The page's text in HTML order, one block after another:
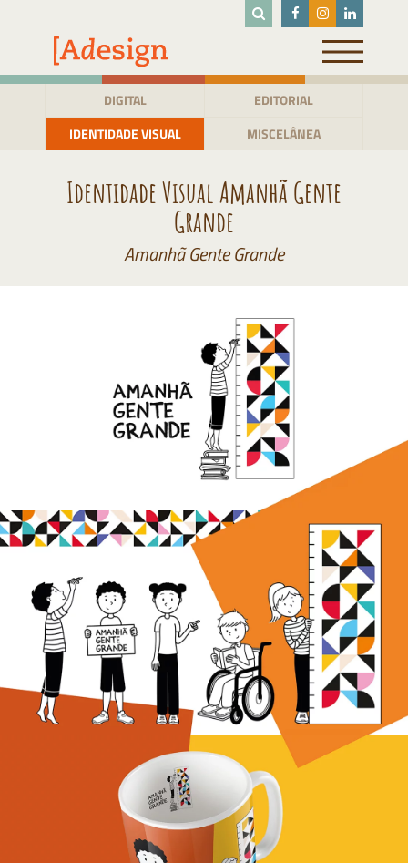
conteúdo
DIGITAL
EDITORIAL
IDENTIDADE VISUAL
MISCELÂNEA
Identidade Visual Amanhã Gente
Grande
Amanhã Gente Grande